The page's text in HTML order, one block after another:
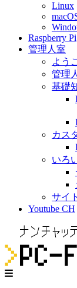
Linux
Raspberry Pi
管理人室
よう
管理
基礎
カス
いろ
サイ
Youtube CH